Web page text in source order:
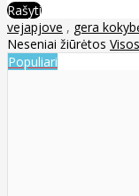
Rašyti
vejapjove , gera
Neseniai žiūrėtos
Populiari